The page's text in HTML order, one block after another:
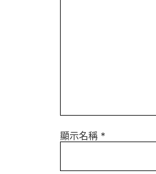
顯示名稱 *